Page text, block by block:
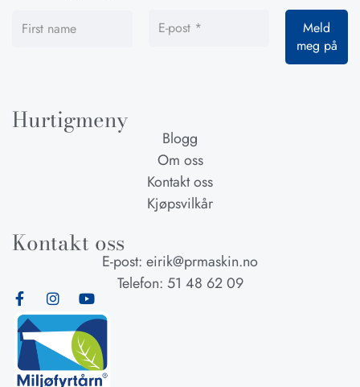
Hurtigmeny
Blogg
Om oss
Kontakt oss
Kjøpsvilkår
Kontakt oss
E-post: eirik@prmaskin.no
Telefon: 51 48 62 09